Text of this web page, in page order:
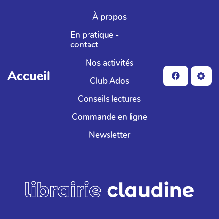
Aller au contenu principal
Accueil
À propos
En pratique -
contact
Nos activités
Club Ados
Conseils lectures
Commande en ligne
Newsletter